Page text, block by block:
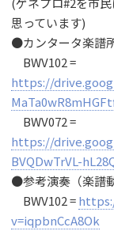
思っています)
●カンタータ楽譜
BWV102 =
https://
BWV072 =
https://
BVQDwTrVL-
●参考演奏（楽譜
BWV102 =
v=iqpbnCcA8Ok